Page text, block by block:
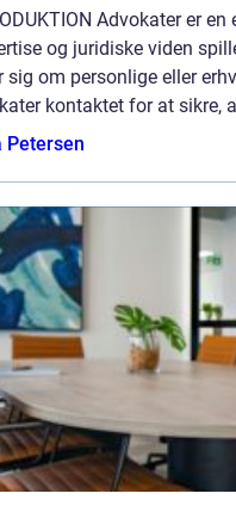
Advokater er
og juridiske viden
sig om personlige eller
kontaktet for at sikre,
Petersen